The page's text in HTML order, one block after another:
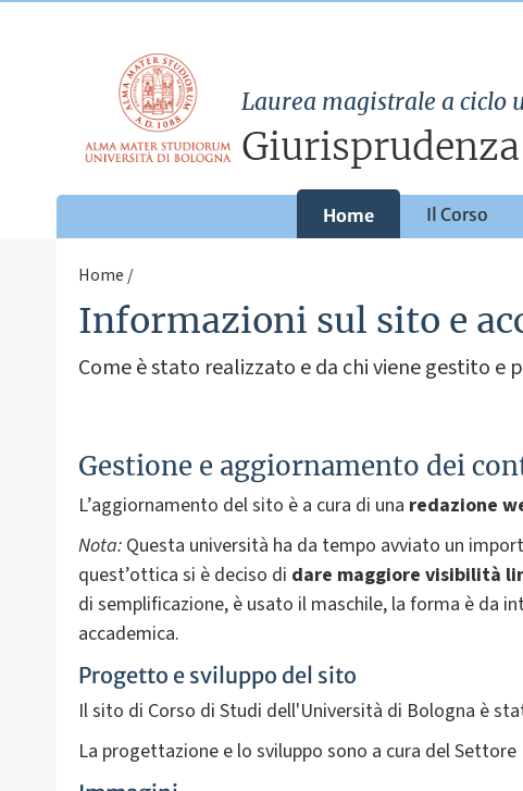
Laurea magistrale a ciclo
Giurisprudenza
Home Il Corso
Home
Informazioni sul sito e
Come è stato realizzato e da chi viene gestito e
Gestione e aggiornamento dei
L’aggiornamento del sito è a cura di una redazione
Nota: Questa università ha da tempo avviato un
quest’ottica si è deciso di dare maggiore visibilità
di semplificazione, è usato il maschile, la forma è da
accademica.
Progetto e sviluppo del sito
Il sito di Corso di Studi dell'Università di Bologna è
La progettazione e lo sviluppo sono a cura del